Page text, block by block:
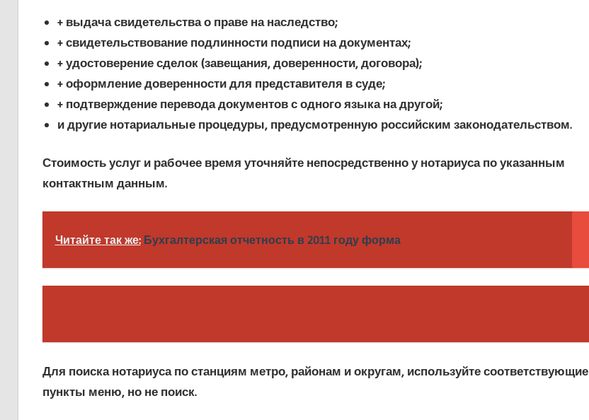
+ выдача свидетельства о праве на наследство;
+ свидетельствование подлинности подписи на документах;
+ удостоверение сделок (завещания, доверенности, договора);
+ оформление доверенности для представителя в суде;
+ подтверждение перевода документов с одного языка на другой;
и другие нотариальные процедуры, предусмотренную российским законодательством.
Стоимость услуг и рабочее время уточняйте непосредственно у нотариуса по указанным
контактным данным.
Читайте так же: Бухгалтерская отчетность в 2011 году форма
Для поиска нотариуса по станциям метро, районам и округам, используйте соответствующие
пункты меню, но не поиск.